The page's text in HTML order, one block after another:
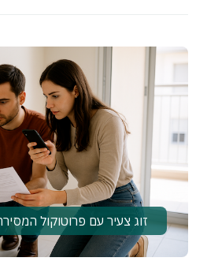
זוג צעיר עם פרוטוקול